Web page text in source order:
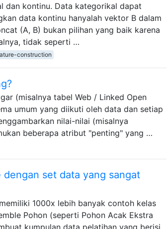
dan kontinu. Data kategorikal dapat
data kontinu hanyalah vektor B dalam
(A, B) bukan pilihan yang baik karena
tidak seperti …
construction
(misalnya tabel Web / Linked Open
umum yang diikuti oleh data dan setiap
nilai-nilai (misalnya
beberapa atribut "penting" yang …
set data yang sangat
1000x lebih banyak contoh kelas
Pohon (seperti Pohon Acak Ekstra
kumpulan data pelatihan yang berisi